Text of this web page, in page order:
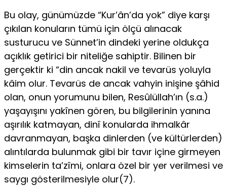
Bu olay, günümüzde “Kur’ân’da yok” diye karşı
çıkılan konuların tümü için ölçü alınacak
susturucu ve Sünnet’in dindeki yerine oldukça
açıklık getirici bir niteliğe sahiptir. Bilinen bir
gerçektir ki “din ancak nakil ve tevarüs yoluyla
kâim olur. Tevarüs de ancak vahyin inişine şâhid
olan, onun yorumunu bilen, Resûlüllah’ın (s.a.)
yaşayışını yakînen gören, bu bilgilerinin yanına
aşırılık katmayan, dinî konularda ihmalkâr
davranmayan, başka dinlerden (ve kültürlerden)
alıntılarda bulunmak gibi bir tavır içine girmeyen
kimselerin ta’zîmi, onlara özel bir yer verilmesi ve
saygı gösterilmesiyle olur(7).